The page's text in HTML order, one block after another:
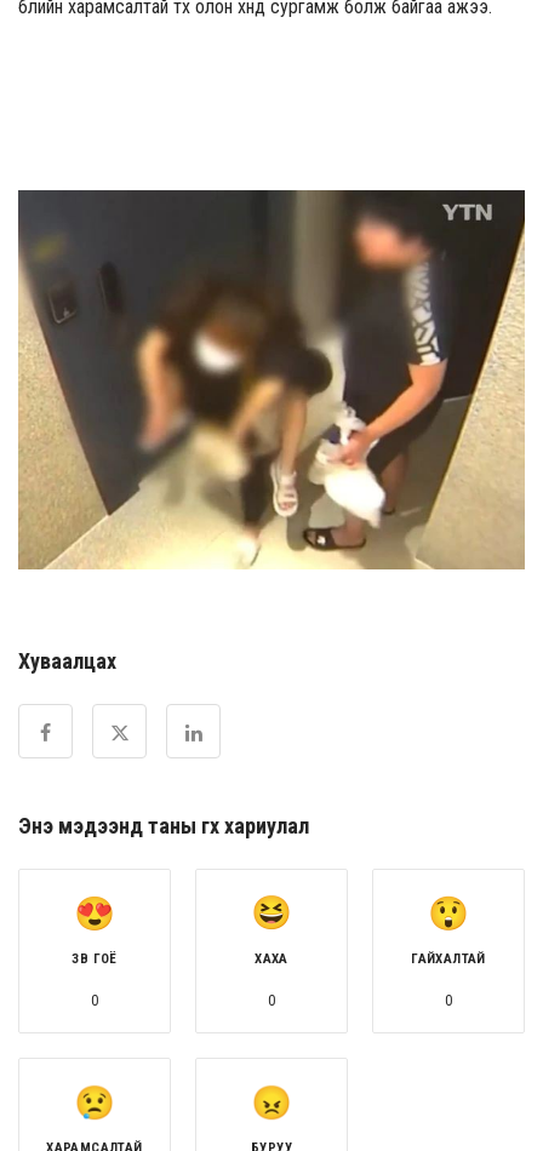
бүлийн харамсалтай түүх олон хүнд сургамж болж байгаа ажээ.
Хуваалцах
Энэ мэдээнд таны өгөх хариулал
ЗӨВ ГОЁ
0
ХАХА
0
ГАЙХАЛТАЙ
0
ХАРАМСАЛТАЙ БУРУУ